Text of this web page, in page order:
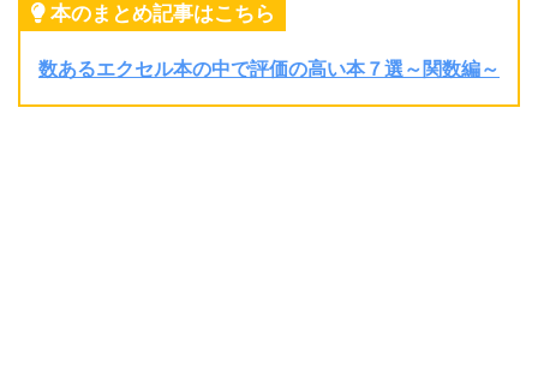
本のまとめ記事はこちら
数あるエクセル本の中で評価の高い本７選～関数編～